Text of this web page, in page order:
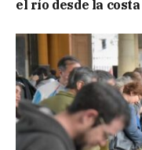
el río desde la